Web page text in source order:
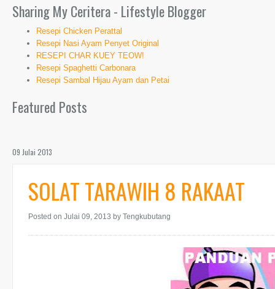
Sharing My Ceritera - Lifestyle Blogger
Resepi Chicken Perattal
Resepi Nasi Ayam Penyet Original
RESEPI CHAR KUEY TEOW!
Resepi Spaghetti Carbonara
Resepi Sambal Hijau Ayam dan Petai
Featured Posts
09 Julai 2013
SOLAT TARAWIH 8 RAKAAT
Posted on Julai 09, 2013 by Tengkubutang